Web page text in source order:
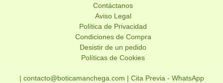
Contáctanos
Aviso Legal
Política de Privacidad
Condiciones de Compra
Desistir de un pedido
Políticas de Cookies
| contacto@boticamanchega.com | Cita Previa - WhatsApp